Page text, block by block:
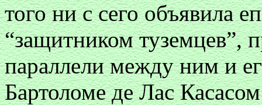
того ни с сего объявила
“защитником туземцев”,
параллели между ним и
Бартоломе де Лас